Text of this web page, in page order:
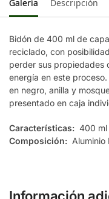
Galería Descripción
Bidón de 400 ml de
reciclado, con
perder sus propiedades
energía en este
en negro, anilla y
presentado en caja
Características: 400 ml
Composición: Aluminio